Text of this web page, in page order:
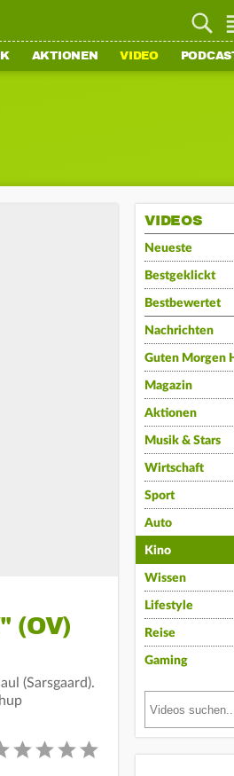
AKTIONEN VIDEO
(OV)
(Sarsgaard).
VIDEOS
Neueste
Bestgeklickt
Bestbewertet
Nachrichten
Guten Morgen
Magazin
Aktionen
Musik & Stars
Wirtschaft
Sport
Auto
Kino
Wissen
Lifestyle
Reise
Gaming